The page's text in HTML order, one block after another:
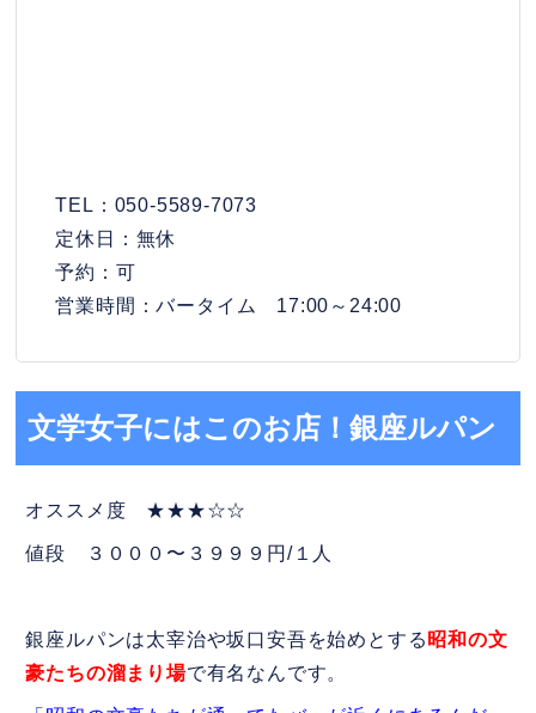
TEL：050-5589-7073
定休日：無休
予約：可
営業時間：バータイム 17:00～24:00
文学女子にはこのお店！銀座ルパン
オススメ度 ★★★☆☆
値段 ３０００〜３９９９円/１人
銀座ルパンは太宰治や坂口安吾を始めとする 昭和の文
豪たちの溜まり場で有名なんです。